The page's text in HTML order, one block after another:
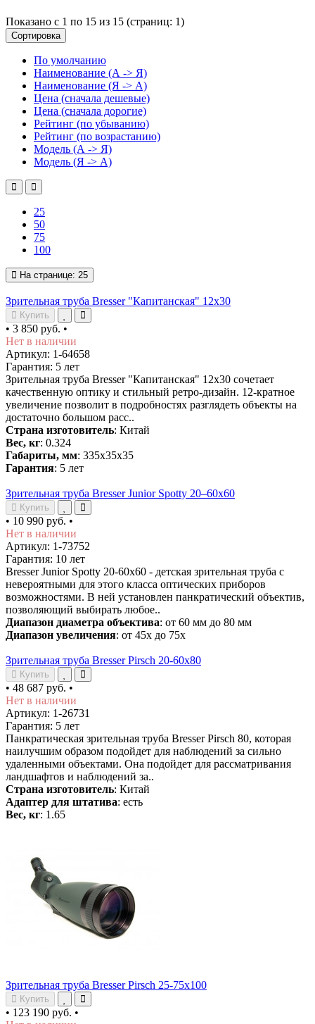
Показано с 1 по 15 из 15 (страниц: 1)
Сортировка
По умолчанию
Наименование (А -> Я)
Наименование (Я -> А)
Цена (сначала дешевые)
Цена (сначала дорогие)
Рейтинг (по убыванию)
Рейтинг (по возрастанию)
Модель (А -> Я)
Модель (Я -> А)
25
50
75
100
На странице: 25
Зрительная труба Bresser "Капитанская" 12x30
Купить
• 3 850 руб. •
Нет в наличии
Артикул: 1-64658
Гарантия: 5 лет
Зрительная труба Bresser "Капитанская" 12x30 сочетает
качественную оптику и стильный ретро-дизайн. 12-кратное
увеличение позволит в подробностях разглядеть объекты на
достаточно большом расс..
Страна изготовитель: Китай
Вес, кг: 0.324
Габариты, мм: 335x35x35
Гарантия: 5 лет
Зрительная труба Bresser Junior Spotty 20–60x60
Купить
• 10 990 руб. •
Нет в наличии
Артикул: 1-73752
Гарантия: 10 лет
Bresser Junior Spotty 20-60x60 - детская зрительная труба с
невероятными для этого класса оптических приборов
возможностями. В ней установлен панкратический объектив,
позволяющий выбирать любое..
Диапазон диаметра объектива: от 60 мм до 80 мм
Диапазон увеличения: от 45х до 75х
Зрительная труба Bresser Pirsch 20-60x80
Купить
• 48 687 руб. •
Нет в наличии
Артикул: 1-26731
Гарантия: 5 лет
Панкратическая зрительная труба Bresser Pirsch 80, которая
наилучшим образом подойдет для наблюдений за сильно
удаленными объектами. Она подойдет для рассматривания
ландшафтов и наблюдений за..
Страна изготовитель: Китай
Адаптер для штатива: есть
Вес, кг: 1.65
Зрительная труба Bresser Pirsch 25-75x100
Купить
• 123 190 руб. •